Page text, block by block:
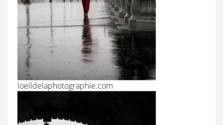
loeildelaphotographie.com